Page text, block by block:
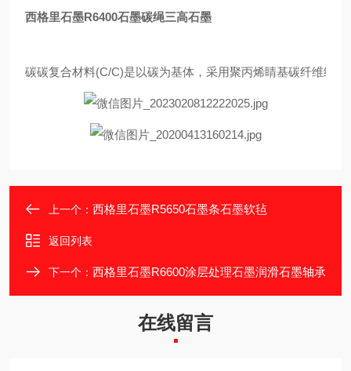
西格里石墨R6400石墨碳绳三高石墨
碳碳复合材料(C/C)是以碳为基体，采用聚丙烯睛基碳纤维经
上一个： 西格里石墨R5650石墨条石墨软毡
返回列表
下一个： 西格里石墨R6600涂层处理石墨润滑石墨轴承
在线留言